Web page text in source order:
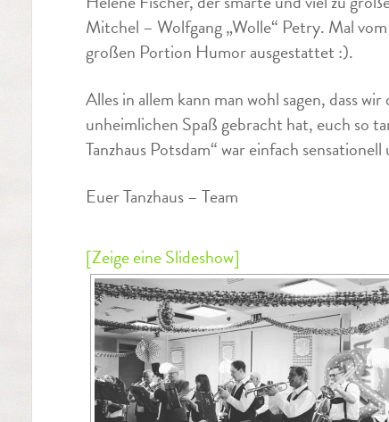
Mitchel – Wolfgang „Wolle“ Petry. Mal
großen Portion Humor ausgestattet :).
Alles in allem kann man wohl sagen, dass
unheimlichen Spaß gebracht hat, euch so
Tanzhaus Potsdam“ war einfach
Euer Tanzhaus – Team
[Zeige eine Slideshow]